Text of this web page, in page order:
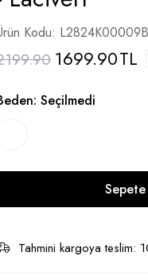
Kodu:
1699.90TL
Seçilmedi
Tahmini kargoya teslim: